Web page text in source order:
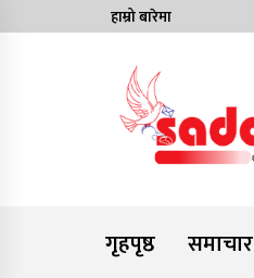
to
हाम्रो बारेमा
गृहपृष्ठ
समाचार